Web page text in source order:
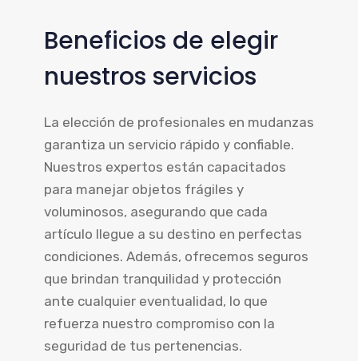
Beneficios de elegir
nuestros servicios
La elección de profesionales en mudanzas
garantiza un servicio rápido y confiable.
Nuestros expertos están capacitados
para manejar objetos frágiles y
voluminosos, asegurando que cada
artículo llegue a su destino en perfectas
condiciones. Además, ofrecemos seguros
que brindan tranquilidad y protección
ante cualquier eventualidad, lo que
refuerza nuestro compromiso con la
seguridad de tus pertenencias.